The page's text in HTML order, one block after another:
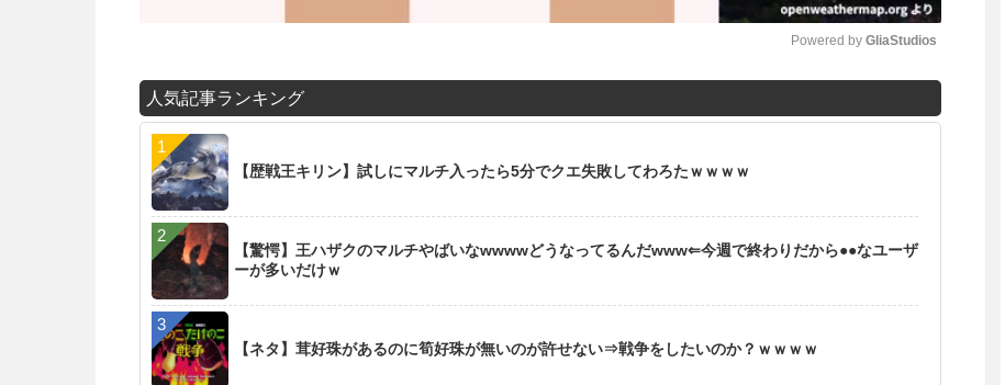
Powered by GliaStudios
人気記事ランキング
【歴戦王キリン】試しにマルチ入ったら5分でクエ失敗してわろたｗｗｗｗ
【驚愕】王ハザクのマルチやばいなwwwwどうなってるんだwww⇐今週で終わりだから●●なユーザ
ーが多いだけｗ
【ネタ】茸好珠があるのに筍好珠が無いのが許せない⇒戦争をしたいのか？ｗｗｗｗ